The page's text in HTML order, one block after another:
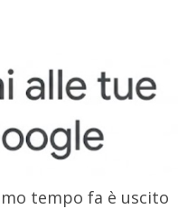
tempo fa è uscito